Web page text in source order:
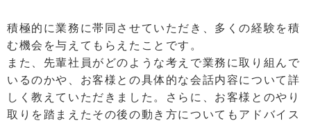
積極的に業務に帯同させていただき、多くの経験を積
む機会を与えてもらえたことです。
また、先輩社員がどのような考えで業務に取り組んで
いるのかや、お客様との具体的な会話内容について詳
しく教えていただきました。さらに、お客様とのやり
取りを踏まえたその後の動き方についてもアドバイス